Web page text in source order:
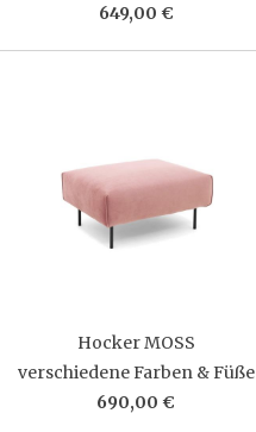
649,00 €
Hocker MOSS
verschiedene Farben & Füße
690,00 €